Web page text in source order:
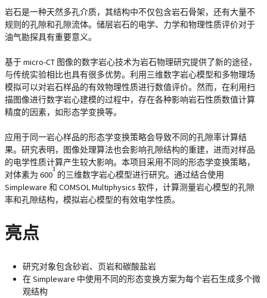
岩石是一种天然多孔介质，其结构中不仅包含岩石骨架，还有大量不
规则的孔隙和孔隙流体。储层岩石的电学、力学和物理性质评价对于
油气勘探具有重要意义。
基于 micro-CT 图像的数字岩心技术为岩石物理研究提供了新的途径，
与传统实验相比也具有很多优势。利用三维数字岩心模型和多物理场
模拟可以对岩石样品的有效物理性质进行数值评价。然而，在利用扫
描图像进行数字岩心建模的过程中，存在各种影响岩石性质数值计算
精度的因素，如形态学变换等。
应用于同一岩心样品的形态学变换策略会导致不同的孔隙率计算结
果。研究表明，图像处理算法也会影响孔隙结构的重建，进而对样品
的电学性质计算产生较大影响。本项目采用不同的形态学变换策略，
对体素为 600
3
的三维数字岩心模型进行研究。通过结合使用
Simpleware 和 COMSOL Multiphysics 软件，计算测量岩心模型的孔隙
率和孔隙结构，模拟岩心模型的有效电学性质。
亮点
研究对象包含砂岩、页岩和碳酸盐岩
在 Simpleware 中使用不同的形态变换方案为每个岩石生成多个微
观结构